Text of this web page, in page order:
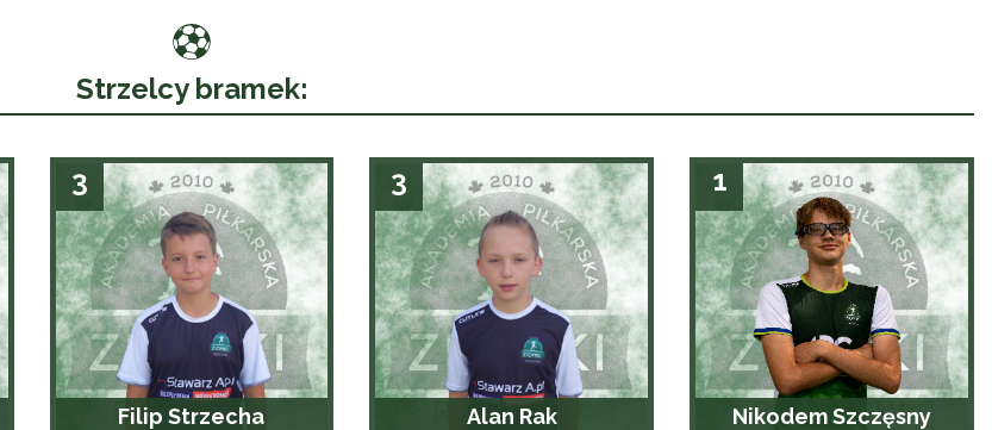
Strzelcy bramek:
3
Filip Strzecha
3
Alan Rak
1
Nikodem Szczęsny